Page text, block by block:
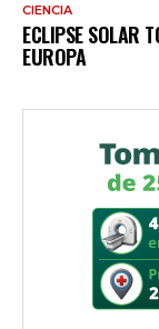
CIENCIA
ECLIPSE SOLAR
EUROPA